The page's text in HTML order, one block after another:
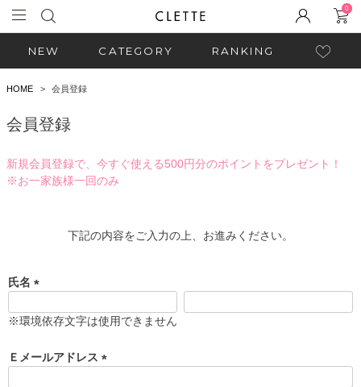
0
NEW CATEGORY RANKING
HOME 会員登録
会員登録
新規会員登録で、今すぐ使える500円分のポイントをプレゼント！
※お一家族様一回のみ
下記の内容をご入力の上、お進みください。
氏名
必
)
※環境依存文字は使用できません
Ｅメールアドレス